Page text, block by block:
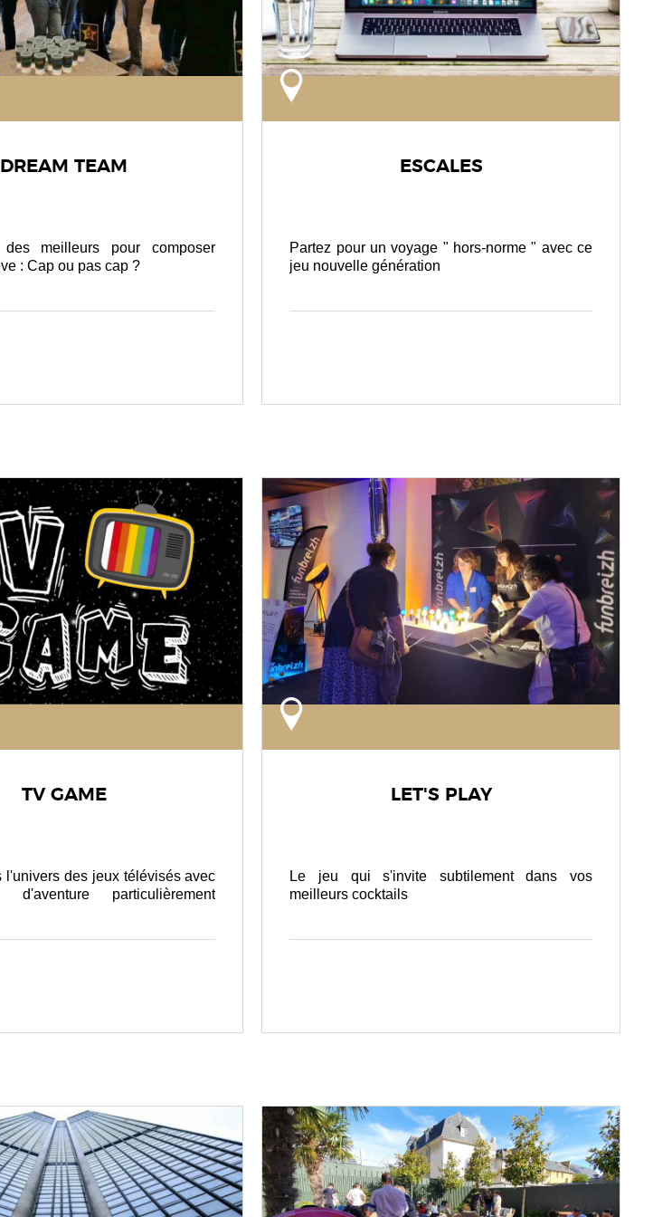
DREAM TEAM
meilleurs pour composer
: Cap ou pas cap ?
ESCALES
Partez pour un voyage " hors-norme " avec ce
jeu nouvelle génération
TV GAME
l'univers des jeux télévisés avec
particulièrement
LET'S PLAY
Le jeu qui s'invite subtilement dans vos
meilleurs cocktails